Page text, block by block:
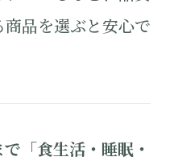
品を選ぶと安心で
「食生活・睡眠・